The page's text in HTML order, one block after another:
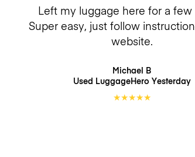
Left my luggage here for a few
Super easy, just follow
website.
Michael B
Used LuggageHero Yesterday
★★★★★